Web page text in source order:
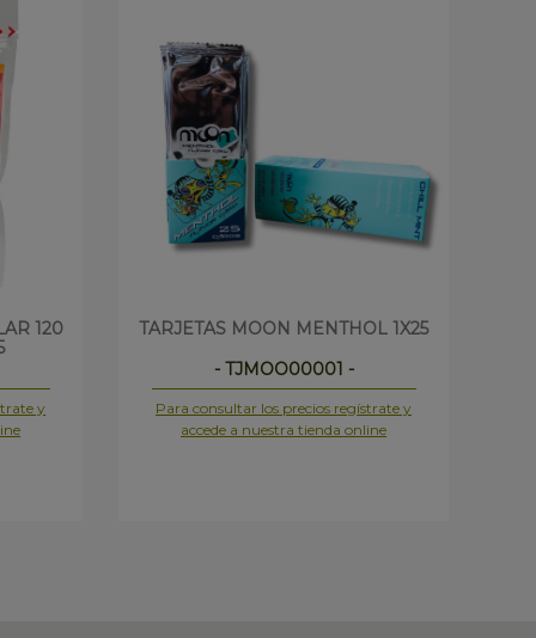
120
y
TARJETAS MOON MENTHOL 1X25
- TJMOO00001 -
Para consultar los precios regístrate y
accede a nuestra tienda online